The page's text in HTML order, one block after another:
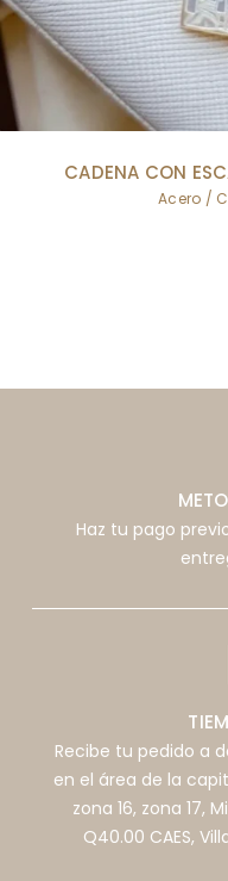
CADENA CON
Acero
Haz tu pago
Recibe tu pedido a
en el área de la
zona 16, zona 17,
Q40.00 CAES,